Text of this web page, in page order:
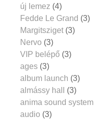
új lemez (4)
Fedde Le Grand (3)
Margitsziget (3)
Nervo (3)
VIP belépő (3)
ages (3)
album launch (3)
almássy hall
(3)
anima sound system
audio (3)